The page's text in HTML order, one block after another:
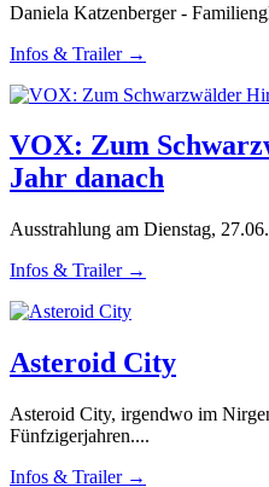
Daniela Katzenberger -
Infos & Trailer →
VOX: Zum
Jahr danach
Ausstrahlung am Dienstag,
Infos & Trailer →
Asteroid City
Asteroid City, irgendwo im
Fünfzigerjahren....
Infos & Trailer →